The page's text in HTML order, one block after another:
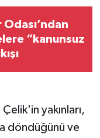
“kanunsuz
yakınları,
döndüğünü ve